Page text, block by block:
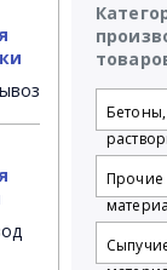
Бетоны,
Прочие